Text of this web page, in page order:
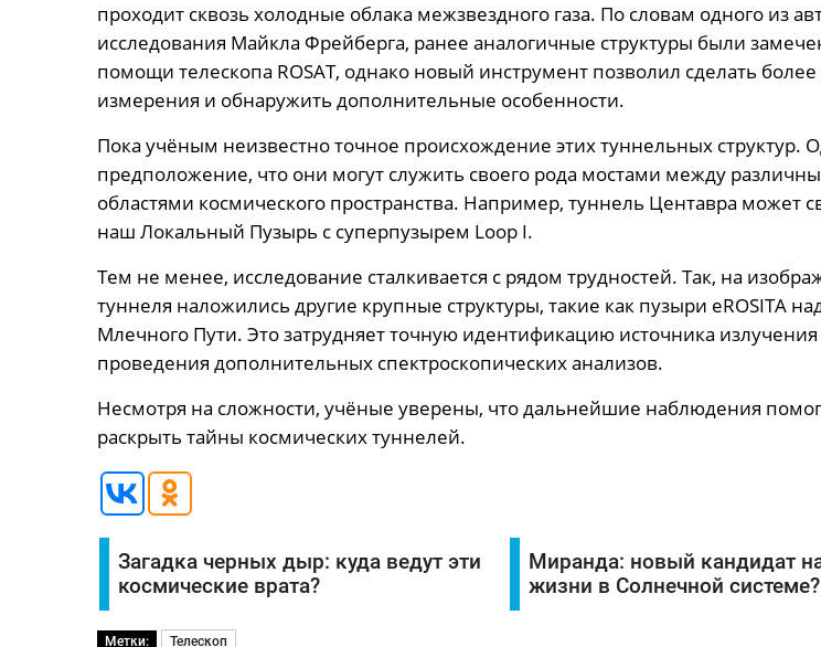
проходит сквозь холодные облака межзвездного газа. По словам одного из
исследования Майкла Фрейберга, ранее аналогичные структуры были
помощи телескопа ROSAT, однако новый инструмент позволил сделать
измерения и обнаружить дополнительные особенности.
Пока учёным неизвестно точное происхождение этих туннельных структур.
предположение, что они могут служить своего рода мостами между
областями космического пространства. Например, туннель Центавра может
наш Локальный Пузырь с суперпузырем Loop I.
Тем не менее, исследование сталкивается с рядом трудностей. Так, на
туннеля наложились другие крупные структуры, такие как пузыри eROSITA
Млечного Пути. Это затрудняет точную идентификацию источника излучения
проведения дополнительных спектроскопических анализов.
Несмотря на сложности, учёные уверены, что дальнейшие наблюдения
раскрыть тайны космических туннелей.
Загадка черных дыр: куда ведут эти
космические врата?
Миранда: новый кандидат
жизни в Солнечной системе?
Метки: Телескоп